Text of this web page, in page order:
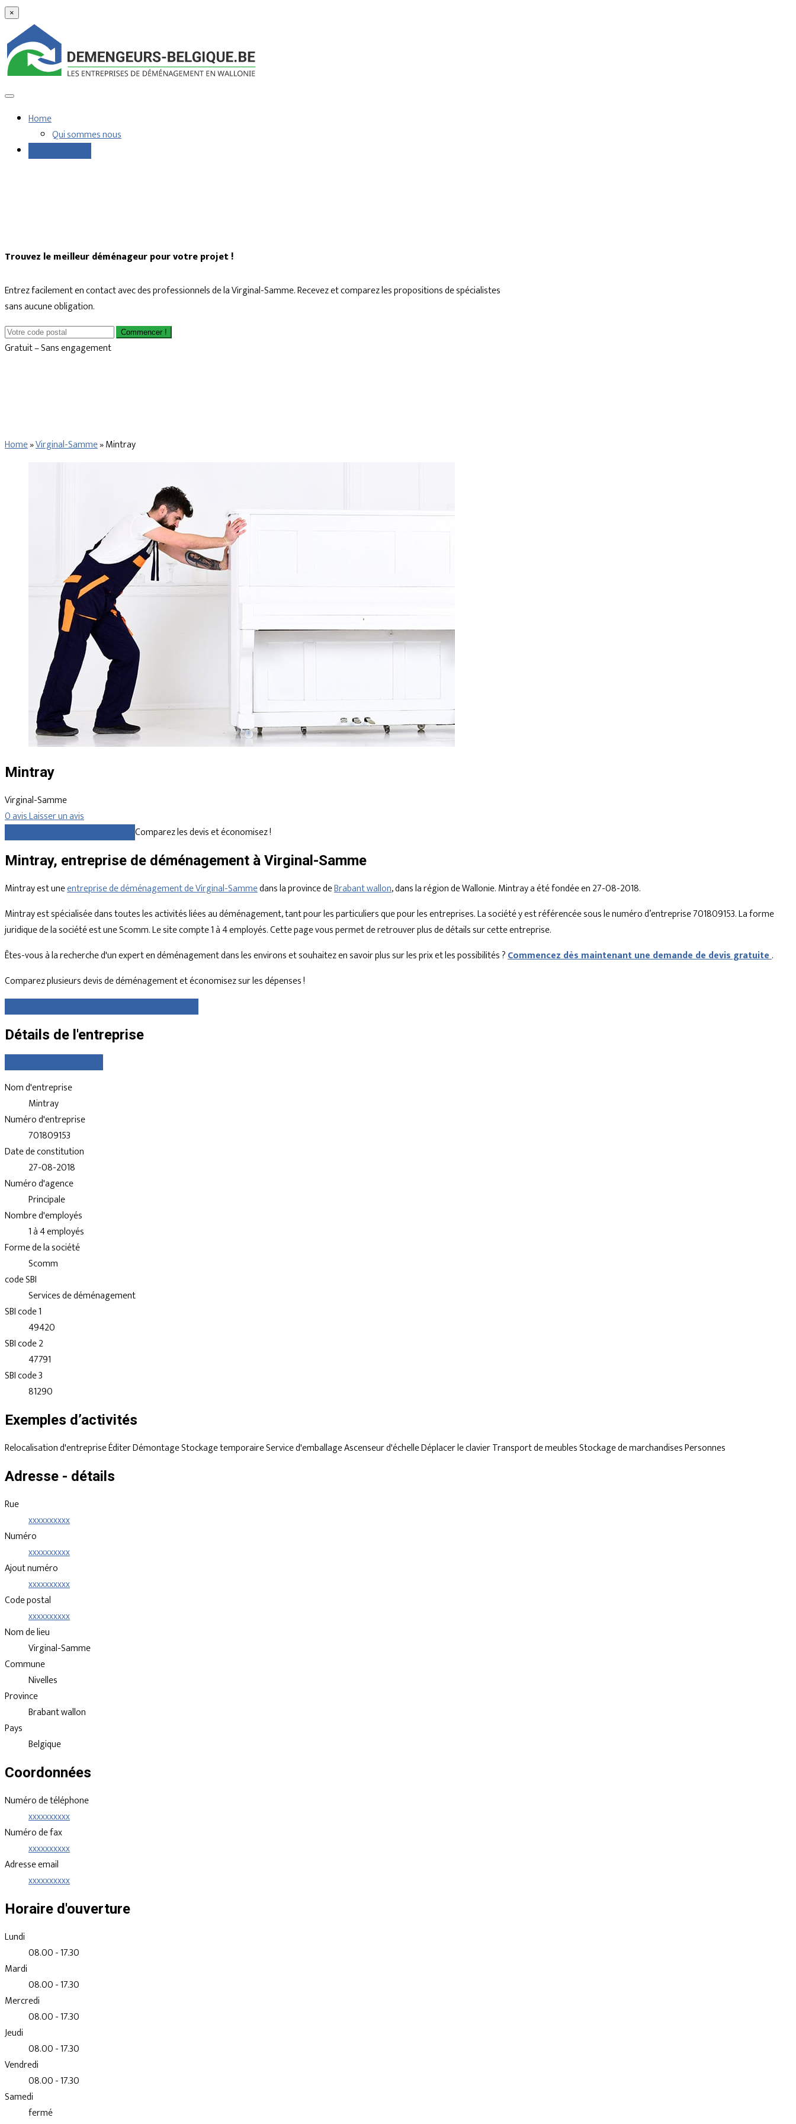
×
Home
Qui sommes nous
Trouvez le meilleur déménageur pour votre projet !
Entrez facilement en contact avec des professionnels de la Virginal-Samme. Recevez et comparez les propositions de spécialistes
sans aucune obligation.
Commencer !
Gratuit – Sans engagement
Home»Virginal-Samme»Mintray
Mintray
Virginal-Samme
0 avisLaisser un avis
Comparez les devis et économisez !
Mintray, entreprise de déménagement à Virginal-Samme
Mintray est uneentreprise de déménagement de Virginal-Sammedans la province deBrabant wallon, dans la région de Wallonie. Mintray a été fondée en 27-08-2018.
Mintray est spécialisée dans toutes les activités liées au déménagement, tant pour les particuliers que pour les entreprises. La société y est référencée sous le numéro d’entreprise 701809153. La forme
juridique de la société est une Scomm. Le site compte 1 à 4 employés. Cette page vous permet de retrouver plus de détails sur cette entreprise.
Êtes-vous à la recherche d'un expert en déménagement dans les environs et souhaitez en savoir plus sur les prix et les possibilités ?Commencez dès maintenant une demande de devis gratuite.
Comparez plusieurs devis de déménagement et économisez sur les dépenses !
Détails de l'entreprise
Nom d'entreprise
Mintray
Numéro d'entreprise
701809153
Date de constitution
27-08-2018
Numéro d'agence
Principale
Nombre d'employés
1 à 4 employés
Forme de la société
Scomm
code SBI
Services de déménagement
SBI code 1
49420
SBI code 2
47791
SBI code 3
81290
Exemples d’activités
Relocalisation d'entrepriseÉditerDémontageStockage temporaireService d'emballageAscenseur d'échelleDéplacer le clavierTransport de meublesStockage de marchandisesPersonnes
Adresse - détails
Rue
xxxxxxxxxx
Numéro
xxxxxxxxxx
Ajout numéro
xxxxxxxxxx
Code postal
xxxxxxxxxx
Nom de lieu
Virginal-Samme
Commune
Nivelles
Province
Brabant wallon
Pays
Belgique
Coordonnées
Numéro de téléphone
xxxxxxxxxx
Numéro de fax
xxxxxxxxxx
Adresse email
xxxxxxxxxx
Horaire d'ouverture
Lundi
08.00 - 17.30
Mardi
08.00 - 17.30
Mercredi
08.00 - 17.30
Jeudi
08.00 - 17.30
Vendredi
08.00 - 17.30
Samedi
fermé